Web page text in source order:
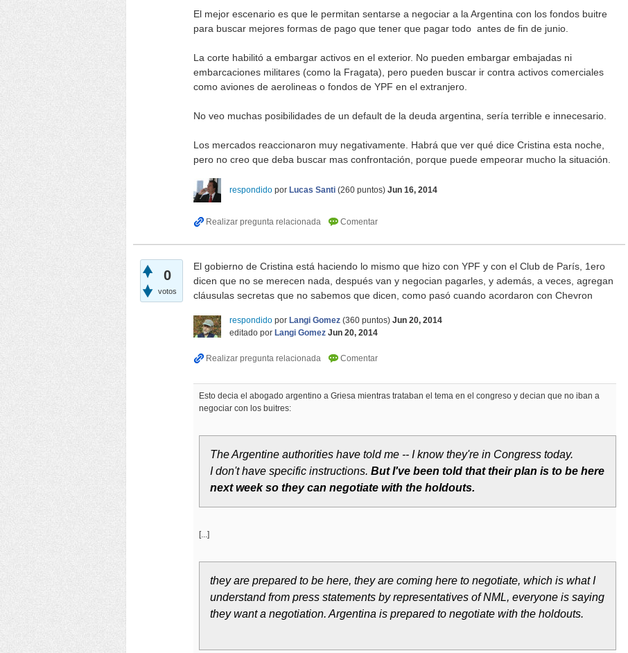
El mejor escenario es que le permitan sentarse a negociar a la Argentina con los fondos buitre
para buscar mejores formas de pago que tener que pagar todo antes de fin de junio.
La corte habilitó a embargar activos en el exterior. No pueden embargar embajadas ni
embarcaciones militares (como la Fragata), pero pueden buscar ir contra activos comerciales
como aviones de aerolineas o fondos de YPF en el extranjero.
No veo muchas posibilidades de un default de la deuda argentina, sería terrible e innecesario.
Los mercados reaccionaron muy negativamente. Habrá que ver qué dice Cristina esta noche,
pero no creo que deba buscar mas confrontación, porque puede empeorar mucho la situación.
respondido por Lucas Santi (260 puntos) Jun 16, 2014
0
votos
El gobierno de Cristina está haciendo lo mismo que hizo con YPF y con el Club de París, 1ero
dicen que no se merecen nada, después van y negocian pagarles, y además, a veces, agregan
cláusulas secretas que no sabemos que dicen, como pasó cuando acordaron con Chevron
respondido por Langi Gomez (360 puntos) Jun 20, 2014
editado por Langi Gomez Jun 20, 2014
Esto decia el abogado argentino a Griesa mientras trataban el tema en el congreso y decian que no iban a
negociar con los buitres:
The Argentine authorities have told me -- I know they're in Congress today.
I don't have specific instructions. But I've been told that their plan is to be here
next week so they can negotiate with the holdouts.
[...]
they are prepared to be here, they are coming here to negotiate, which is what I
understand from press statements by representatives of NML, everyone is saying
they want a negotiation. Argentina is prepared to negotiate with the holdouts.